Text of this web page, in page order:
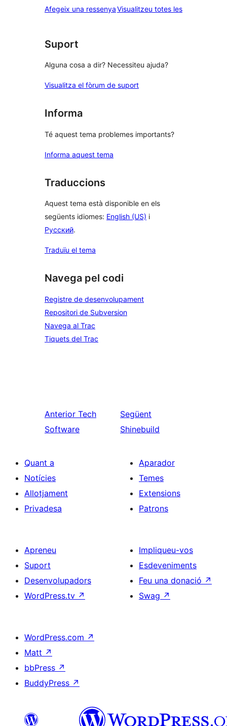
Afegeix una ressenyaVisualitzeu totes lesressenyes
Suport
Alguna cosa a dir? Necessiteu ajuda?
Visualitza el fòrum de suport
Informa
Té aquest tema problemes importants?
Informa aquest tema
Traduccions
Aquest tema està disponible en els
següents idiomes: English (US) i
Русский.
Traduïu el tema
Navega pel codi
Registre de desenvolupament
Repositori de Subversion
Navega al Trac
Tiquets del Trac
Anterior Tech
Software
Següent
Shinebuild
Quant a
Notícies
Allotjament
Privadesa
Aparador
Temes
Extensions
Patrons
Apreneu
Suport
Desenvolupadors
WordPress.tv ↗
Impliqueu-vos
Esdeveniments
Feu una donació ↗
Swag ↗
WordPress.com ↗
Matt ↗
bbPress ↗
BuddyPress ↗